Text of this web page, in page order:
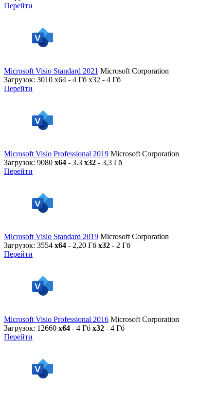
Перейти
Microsoft Visio Standard 2021 Microsoft Corporation
Загрузок: 3010 x64 - 4 Гб x32 - 4 Гб
Перейти
Microsoft Visio Professional 2019 Microsoft Corporation
Загрузок: 9080 x64 - 3.3 x32 - 3,3 Гб
Перейти
Microsoft Visio Standard 2019 Microsoft Corporation
Загрузок: 3554 x64 - 2,20 Гб x32 - 2 Гб
Перейти
Microsoft Visio Professional 2016 Microsoft Corporation
Загрузок: 12660 x64 - 4 Гб x32 - 4 Гб
Перейти